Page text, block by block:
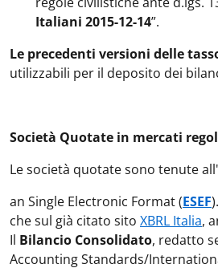
Italiani 2015-12-14”.
Le precedenti versioni delle
utilizzabili per il deposito dei
Società Quotate in mercati
Le società quotate sono tenute
an Single Electronic Format (ESEF
che sul già citato sito XBRL Italia,
Il Bilancio Consolidato, redatto
Accounting Standards/